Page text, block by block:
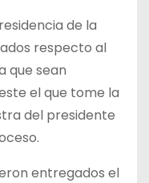
de la
respecto al
que sean
el que tome la
del presidente
entregados el